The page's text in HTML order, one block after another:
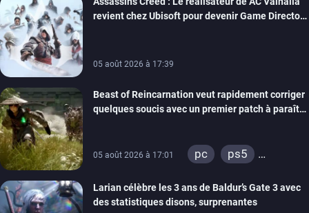
revient chez Ubisoft pour devenir Game Director
05 août 2026 à 17:39
Beast of Reincarnation veut rapidement corriger
quelques soucis avec un premier patch à paraître
05 août 2026 à 17:01 pc
ps5
Larian célèbre les 3 ans de Baldur’s Gate 3 avec
des statistiques disons, surprenantes